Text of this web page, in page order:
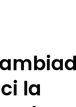
la